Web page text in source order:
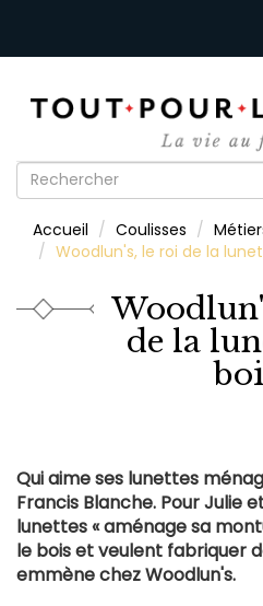
Formulaire
recherche
Accueil Coulisses
Woodlun's, le roi de la
de la
Qui aime ses lunettes
Francis Blanche. Pour Julie
lunettes « aménage sa
le bois et veulent fabriquer
emmène chez Woodlun's.